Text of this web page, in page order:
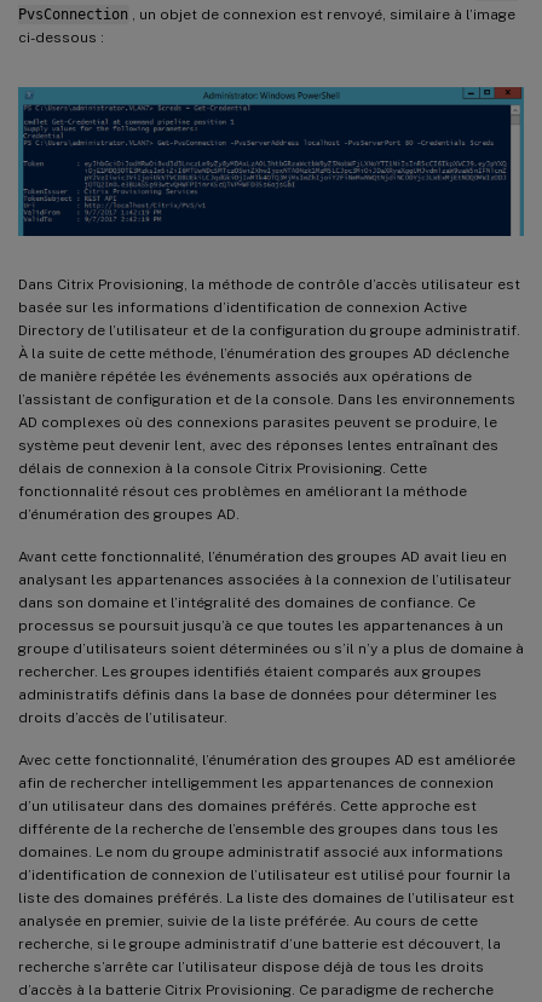
PvsConnection , un objet de connexion est renvoyé, similaire à l’image
ci-dessous :
Dans Citrix Provisioning, la méthode de contrôle d’accès utilisateur est
basée sur les informations d’identification de connexion Active
Directory de l’utilisateur et de la configuration du groupe administratif.
À la suite de cette méthode, l’énumération des groupes AD déclenche
de manière répétée les événements associés aux opérations de
l’assistant de configuration et de la console. Dans les environnements
AD complexes où des connexions parasites peuvent se produire, le
système peut devenir lent, avec des réponses lentes entraînant des
délais de connexion à la console Citrix Provisioning. Cette
fonctionnalité résout ces problèmes en améliorant la méthode
d’énumération des groupes AD.
Avant cette fonctionnalité, l’énumération des groupes AD avait lieu en
analysant les appartenances associées à la connexion de l’utilisateur
dans son domaine et l’intégralité des domaines de confiance. Ce
processus se poursuit jusqu’à ce que toutes les appartenances à un
groupe d’utilisateurs soient déterminées ou s’il n’y a plus de domaine à
rechercher. Les groupes identifiés étaient comparés aux groupes
administratifs définis dans la base de données pour déterminer les
droits d’accès de l’utilisateur.
Avec cette fonctionnalité, l’énumération des groupes AD est améliorée
afin de rechercher intelligemment les appartenances de connexion
d’un utilisateur dans des domaines préférés. Cette approche est
différente de la recherche de l’ensemble des groupes dans tous les
domaines. Le nom du groupe administratif associé aux informations
d’identification de connexion de l’utilisateur est utilisé pour fournir la
liste des domaines préférés. La liste des domaines de l’utilisateur est
analysée en premier, suivie de la liste préférée. Au cours de cette
recherche, si le groupe administratif d’une batterie est découvert, la
recherche s’arrête car l’utilisateur dispose déjà de tous les droits
d’accès à la batterie Citrix Provisioning. Ce paradigme de recherche